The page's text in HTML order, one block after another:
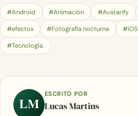
#Android #Animación #Avatarify
#efectos #Fotografía nocturna #iOS
#Tecnología.
LM
ESCRITO POR
Lucas Martins